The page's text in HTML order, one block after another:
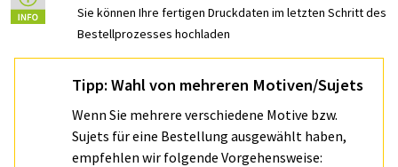
Sie können Ihre fertigen Druckdaten im letzten Schritt des
Bestellprozesses hochladen
Tipp: Wahl von mehreren Motiven/Sujets
Wenn Sie mehrere verschiedene Motive bzw.
Sujets für eine Bestellung ausgewählt haben,
empfehlen wir folgende Vorgehensweise: